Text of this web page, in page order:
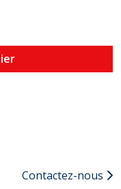
Contactez-nous